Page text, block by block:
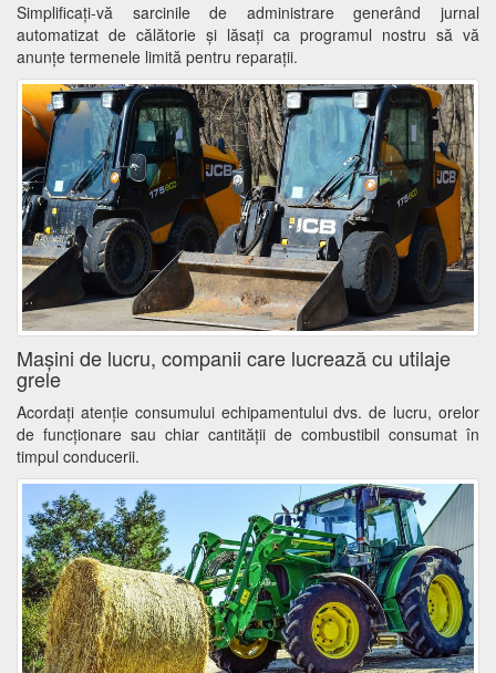
Simplificați-vă sarcinile de administrare generând jurnal
automatizat de călătorie și lăsați ca programul nostru să vă
anunţe termenele limită pentru reparaţii.
Mașini de lucru, companii care lucrează cu utilaje
grele
Acordați atenție consumului echipamentului dvs. de lucru, orelor
de funcționare sau chiar cantității de combustibil consumat în
timpul conducerii.